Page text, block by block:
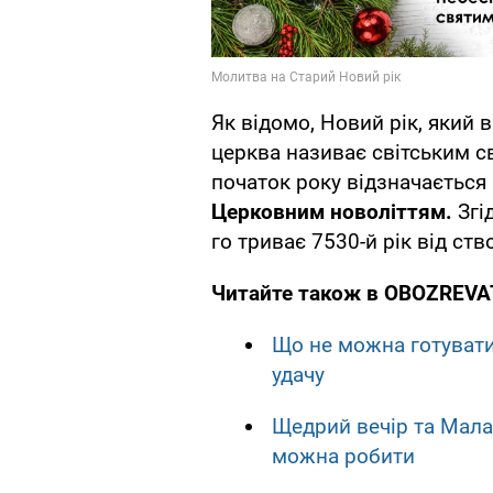
Як відомо, Новий рік, який в
церква називає світським
початок року
Церковним новоліттям.
го триває 7530-й рік від
Читайте також в
Що не можна
удачу
Щедрий вечір та
можна робити